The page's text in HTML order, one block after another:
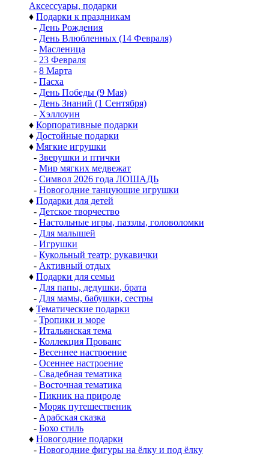
Аксессуары, подарки
♦ Подарки к праздникам
- День Рождения
- День Влюбленных (14 Февраля)
- Масленица
- 23 Февраля
- 8 Марта
- Пасха
- День Победы (9 Мая)
- День Знаний (1 Сентября)
- Хэллоуин
♦ Корпоративные подарки
♦ Достойные подарки
♦ Мягкие игрушки
- Зверушки и птички
- Мир мягких медвежат
- Символ 2026 года ЛОШАДЬ
- Новогодние танцующие игрушки
♦ Подарки для детей
- Детское творчество
- Настольные игры, паззлы, головоломки
- Для малышей
- Игрушки
- Кукольный театр: рукавички
- Активный отдых
♦ Подарки для семьи
- Для папы, дедушки, брата
- Для мамы, бабушки, сестры
♦ Тематические подарки
- Тропики и море
- Итальянская тема
- Коллекция Прованс
- Весеннее настроение
- Осеннее настроение
- Свадебная тематика
- Восточная тематика
- Пикник на природе
- Моряк путешественик
- Арабская сказка
- Бохо стиль
♦ Новогодние подарки
- Новогодние фигуры на ёлку и под ёлку